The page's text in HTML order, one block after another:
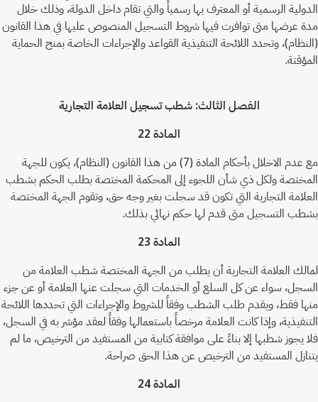
الدولية الرسمية أو المعترف بها رسمياً والتي تقام داخل الدولة، وذلك خلال
مدة عرضها متى توافرت فيها شروط التسجيل المنصوص عليها في هذا القانون
(النظام)، وتحدد اللائحة التنفيذية القواعد والإجراءات الخاصة بمنح الحماية
المؤقتة.
الفصل الثالث: شطب تسجيل العلامة التجارية
المادة 22
مع عدم الاخلال بأحكام المادة (7) من هذا القانون (النظام)، يكون للجهة
المختصة ولكل ذي شأن اللجوء إلى المحكمة المختصة بطلب الحكم بشطب
العلامة التجارية التي تكون قد سجلت بغير وجه حق، وتقوم الجهة المختصة
بشطب التسجيل متى قدم لها حكم نهائي بذلك.
المادة 23
لمالك العلامة التجارية أن يطلب من الجهة المختصة شطب العلامة من
السجل، سواء عن كل السلع أو الخدمات التي سجلت عنها العلامة أو عن جزء
منها فقط، ويقدم طلب الشطب وفقاً للشروط والإجراءات التي تحددها اللائحة
التنفيذية، وإذا كانت العلامة مرخصاً باستعمالها وفقاً لعقد مؤشر به في السجل،
فلا يجوز شطبها إلا بناءً على موافقة كتابية من المستفيد من الترخيص، ما لم
يتنازل المستفيد من الترخيص عن هذا الحق صراحة.
المادة 24